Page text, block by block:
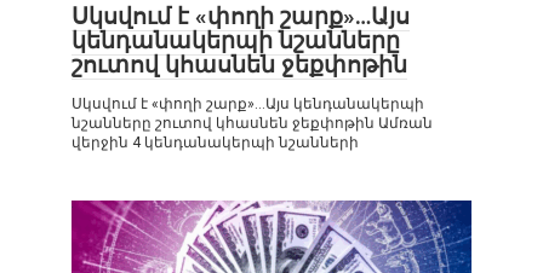
Սկսվում է «փողի շարք»…Այս
կենդանակերպի նշանները
շուտով կհասնեն ջեքփոթին
Սկսվում է «փողի շարք»…Այս կենդանակերպի
նշանները շուտով կհասնեն ջեքփոթին Ամռան
վերջին 4 կենդանակերպի նշանների